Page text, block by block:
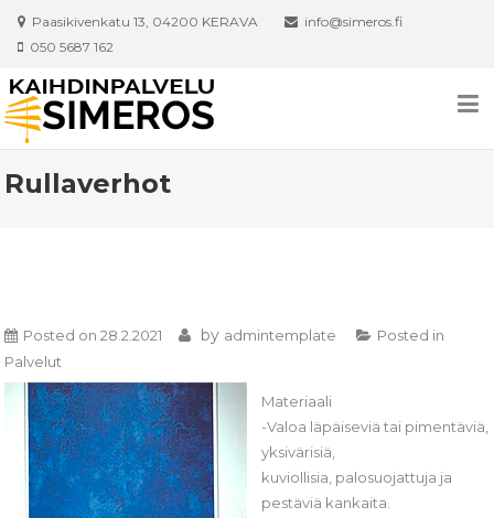
Skip to content
Paasikivenkatu 13, 04200 KERAVA
info@simeros.fi
050 5687 162
Rullaverhot
Posted on28.2.2021 by admintemplate
Posted in
Palvelut
Materiaali
-Valoa läpäiseviä tai pimentäviä,
yksivärisiä,
kuviollisia, palosuojattuja ja
pestäviä kankaita.